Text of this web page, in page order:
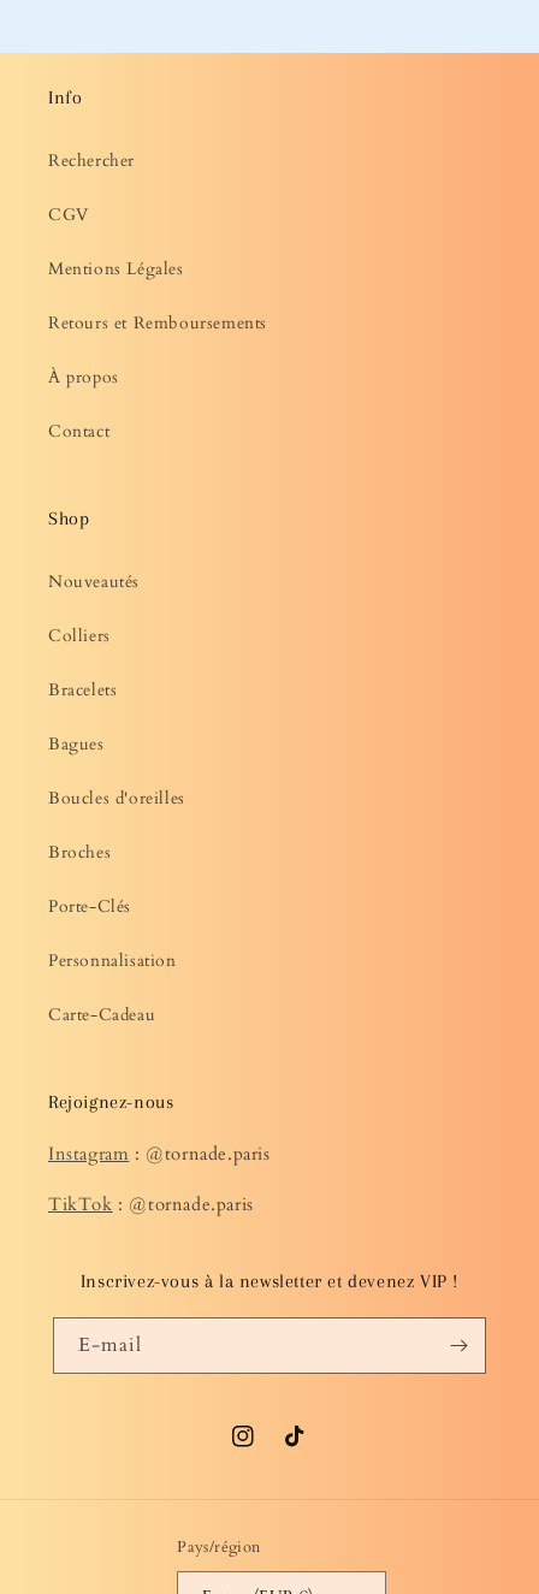
Info
Rechercher
CGV
Mentions Légales
Retours et Remboursements
À propos
Contact
Shop
Nouveautés
Colliers
Bracelets
Bagues
Boucles d'oreilles
Broches
Porte-Clés
Personnalisation
Carte-Cadeau
Rejoignez-nous
Instagram : @tornade.paris
TikTok : @tornade.paris
Inscrivez-vous à la newsletter et devenez VIP !
E-mail
InstagramTikTok
Pays/région